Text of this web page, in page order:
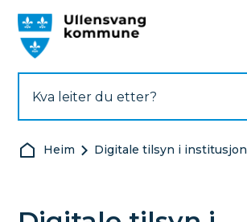
Du er her:
Heim Digitale tilsyn i institusjon